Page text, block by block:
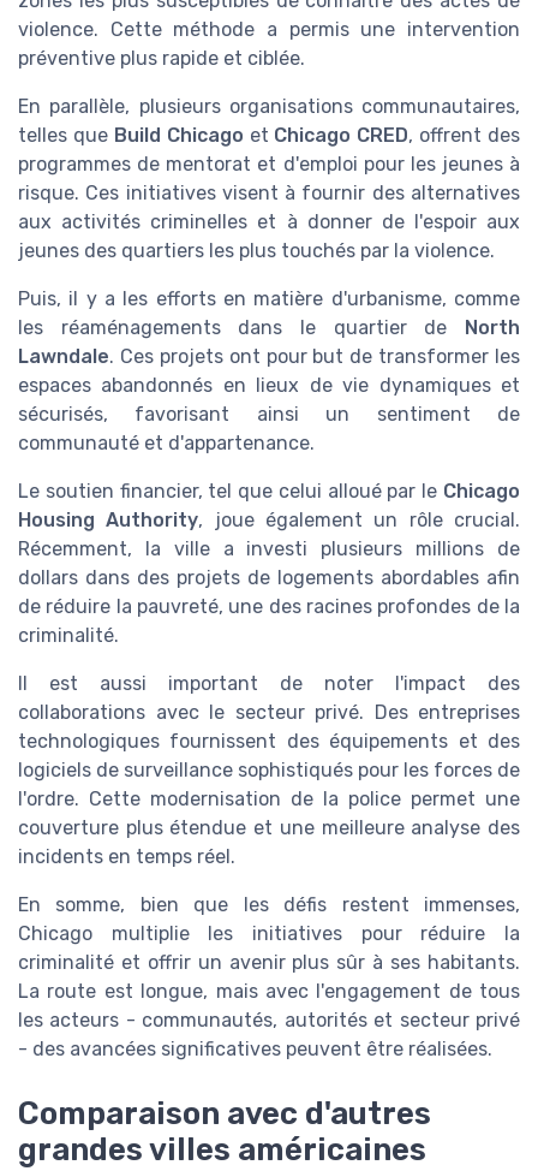
violence. Cette méthode a permis une intervention
préventive plus rapide et ciblée.
En parallèle, plusieurs organisations communautaires,
telles que Build Chicago et Chicago CRED, offrent des
programmes de mentorat et d'emploi pour les jeunes à
risque. Ces initiatives visent à fournir des alternatives
aux activités criminelles et à donner de l'espoir aux
jeunes des quartiers les plus touchés par la violence.
Puis, il y a les efforts en matière d'urbanisme, comme
les réaménagements dans le quartier de North
Lawndale. Ces projets ont pour but de transformer les
espaces abandonnés en lieux de vie dynamiques et
sécurisés, favorisant ainsi un sentiment de
communauté et d'appartenance.
Le soutien financier, tel que celui alloué par le Chicago
Housing Authority, joue également un rôle crucial.
Récemment, la ville a investi plusieurs millions de
dollars dans des projets de logements abordables afin
de réduire la pauvreté, une des racines profondes de la
criminalité.
Il est aussi important de noter l'impact des
collaborations avec le secteur privé. Des entreprises
technologiques fournissent des équipements et des
logiciels de surveillance sophistiqués pour les forces de
l'ordre. Cette modernisation de la police permet une
couverture plus étendue et une meilleure analyse des
incidents en temps réel.
En somme, bien que les défis restent immenses,
Chicago multiplie les initiatives pour réduire la
criminalité et offrir un avenir plus sûr à ses habitants.
La route est longue, mais avec l'engagement de tous
les acteurs - communautés, autorités et secteur privé
- des avancées significatives peuvent être réalisées.
Comparaison avec d'autres
grandes villes américaines